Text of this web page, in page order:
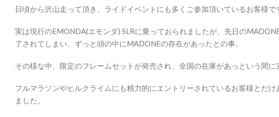
日頃から沢山走って頂き、ライドイベントにも多くご参加頂いているお客様で
実は現行のEMONDA(エモンダ) SLRに乗っておられましたが、先日の
了されてしまい、ずっと頭の中にMADONEの存在があったとの事。
その様な中、限定のフレームセットが発売され、全国の在庫があっという間
フルマラソンやヒルクライムにも精力的にエントリーされているお客様とだ
ました。